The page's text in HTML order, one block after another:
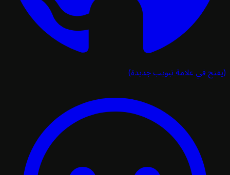
في علامة تبويب جديدة)